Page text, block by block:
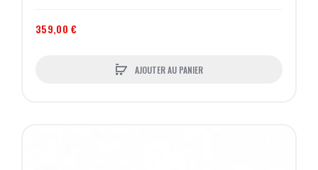
359,00 €
AJOUTER AU PANIER